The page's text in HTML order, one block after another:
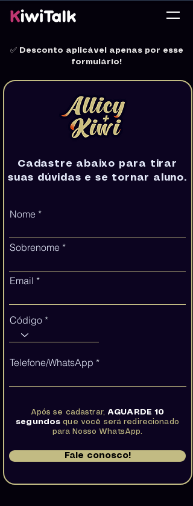
✅ Desconto aplicável apenas por esse
formulário!
Cadastre abaixo para tirar
suas dúvidas e se tornar aluno.
Nome
Sobrenome
Email
Código
Telefone/WhatsApp
Após se cadastrar, AGUARDE 10
segundos que você será redirecionado
para Nosso WhatsApp.
Fale conosco!